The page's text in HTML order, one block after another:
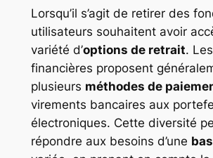
Lorsqu’il s’agit de retirer des
utilisateurs souhaitent avoir
variété d’options de retrait.
financières proposent
plusieurs méthodes de
virements bancaires aux
électroniques. Cette diversité
répondre aux besoins d’une